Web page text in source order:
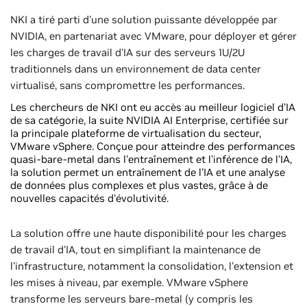
NKI a tiré parti d'une solution puissante développée par
NVIDIA, en partenariat avec VMware, pour déployer et gérer
les charges de travail d'IA sur des serveurs 1U/2U
traditionnels dans un environnement de data center
virtualisé, sans compromettre les performances.
Les chercheurs de NKI ont eu accès au meilleur logiciel d'IA
de sa catégorie, la suite NVIDIA AI Enterprise, certifiée sur
la principale plateforme de virtualisation du secteur,
VMware vSphere. Conçue pour atteindre des performances
quasi-bare-metal dans l'entraînement et l'inférence de l'IA,
la solution permet un entraînement de l'IA et une analyse
de données plus complexes et plus vastes, grâce à de
nouvelles capacités d'évolutivité.
La solution offre une haute disponibilité pour les charges
de travail d'IA, tout en simplifiant la maintenance de
l'infrastructure, notamment la consolidation, l'extension et
les mises à niveau, par exemple. VMware vSphere
transforme les serveurs bare-metal (y compris les